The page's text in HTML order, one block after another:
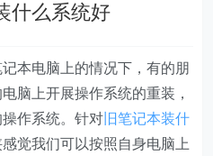
什么系统好
本电脑上的情况下，有的朋
脑上开展操作系统的重装，
作系统。针对 旧笔记本装什
觉我们可以按照自身电脑上